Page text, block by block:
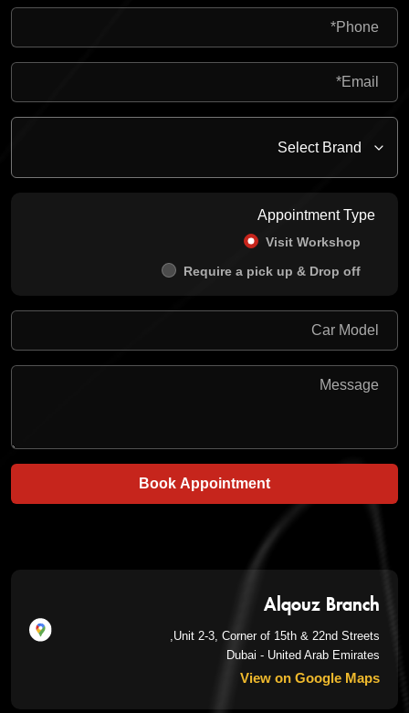
Appointment Type
Visit Workshop
Require a pick up & Drop off
Book Appointment
Alqouz Branch
Unit 2-3, Corner of 15th & 22nd Streets,
Dubai - United Arab Emirates
View on Google Maps